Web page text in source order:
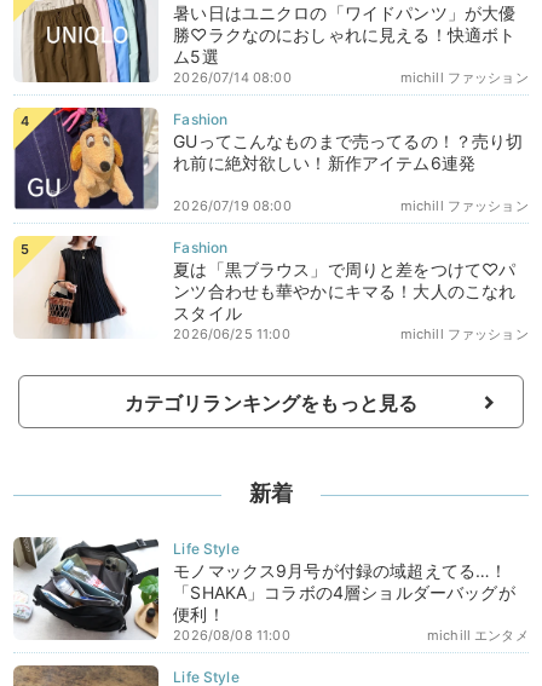
暑い日はユニクロの「ワイドパンツ」が大優
勝♡ラクなのにおしゃれに見える！快適ボト
ム5選
michill ファッション
2026/07/14 08:00
GUってこんなものまで売ってるの！？売り切
れ前に絶対欲しい！新作アイテム6連発
michill ファッション
2026/07/19 08:00
夏は「黒ブラウス」で周りと差をつけて♡パ
ンツ合わせも華やかにキマる！大人のこなれ
スタイル
michill ファッション
2026/06/25 11:00
カテゴリランキングをもっと見る
新着
モノマックス9月号が付録の域超えてる…！
「SHAKA」コラボの4層ショルダーバッグが
便利！
michill エンタメ
2026/08/08 11:00